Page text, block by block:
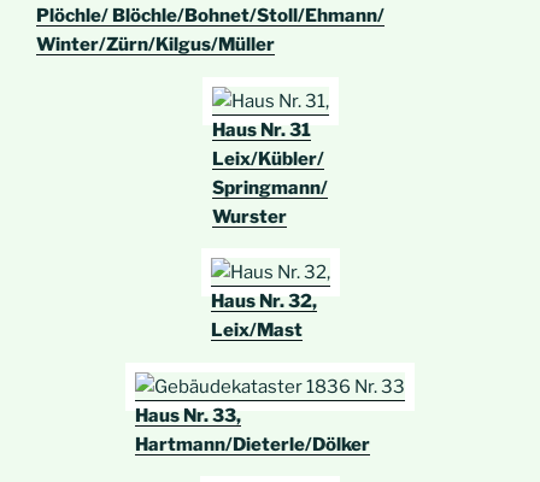
Plöchle/ Blöchle/Bohnet/Stoll/Ehmann/
Winter/Zürn/Kilgus/Müller
Haus Nr. 31
Leix/Kübler/
Springmann/
Wurster
Haus Nr. 32,
Leix/Mast
Haus Nr. 33,
Hartmann/Dieterle/Dölker